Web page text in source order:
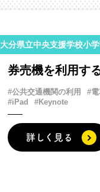
大分県立中央支援学校小
券売機を利用す
#公共交通機関の利用 #
#iPad
#Keynote
詳しく見る